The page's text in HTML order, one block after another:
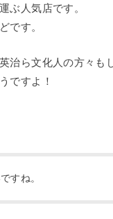
ぶ人気店です。
です。
ら文化人の方々も
ですよ！
すね。